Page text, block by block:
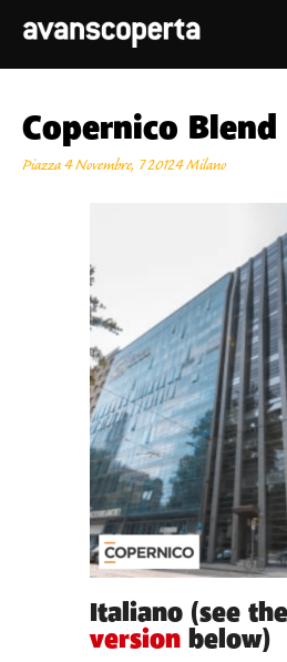
Copernico Blend
Piazza 4 Novembre, 7 20124 Milano
Italiano (see the
version below)